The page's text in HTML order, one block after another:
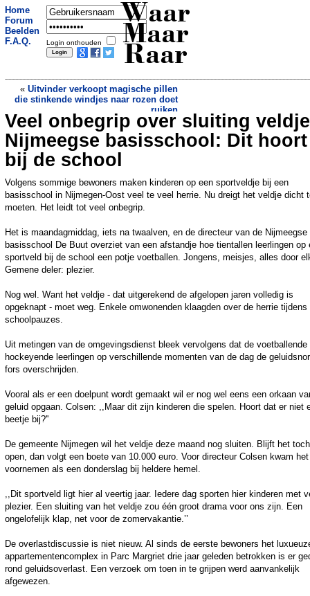
Home
Forum
Beelden
F.A.Q.
Login onthouden
Waar
Maar
Raar
« Uitvinder verkoopt magische pillen
die stinkende windjes naar rozen doet
ruiken
Starbucks moet 85.000 euro dokken na
ongeval met thee »
Veel onbegrip over sluiting veldje
Nijmeegse basisschool: Dit hoort
bij de school
Volgens sommige bewoners maken kinderen op een sportveldje bij een
basisschool in Nijmegen-Oost veel te veel herrie. Nu dreigt het veldje dicht
moeten. Het leidt tot veel onbegrip.
Het is maandagmiddag, iets na twaalven, en de directeur van de Nijmeegse
basisschool De Buut overziet van een afstandje hoe tientallen leerlingen op
sportveld bij de school een potje voetballen. Jongens, meisjes, alles door
Gemene deler: plezier.
Nog wel. Want het veldje - dat uitgerekend de afgelopen jaren volledig is
opgeknapt - moet weg. Enkele omwonenden klaagden over de herrie tijdens
schoolpauzes.
Uit metingen van de omgevingsdienst bleek vervolgens dat de voetballende
hockeyende leerlingen op verschillende momenten van de dag de
fors overschrijden.
Vooral als er een doelpunt wordt gemaakt wil er nog wel eens een orkaan
geluid opgaan. Colsen: ,,Maar dit zijn kinderen die spelen. Hoort dat er niet
beetje bij?''
De gemeente Nijmegen wil het veldje deze maand nog sluiten. Blijft het toch
open, dan volgt een boete van 10.000 euro. Voor directeur Colsen kwam het
voornemen als een donderslag bij heldere hemel.
,,Dit sportveld ligt hier al veertig jaar. Iedere dag sporten hier kinderen met
plezier. Een sluiting van het veldje zou één groot drama voor ons zijn. Een
ongelofelijk klap, net voor de zomervakantie.’’
De overlastdiscussie is niet nieuw. Al sinds de eerste bewoners het
appartementencomplex in Parc Margriet drie jaar geleden betrokken is er
rond geluidsoverlast. Een verzoek om toen in te grijpen werd aanvankelijk
afgewezen.